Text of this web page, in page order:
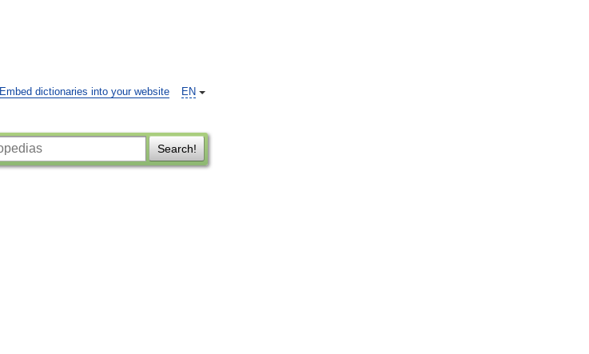
EN
Embed dictionaries into your website
Search!